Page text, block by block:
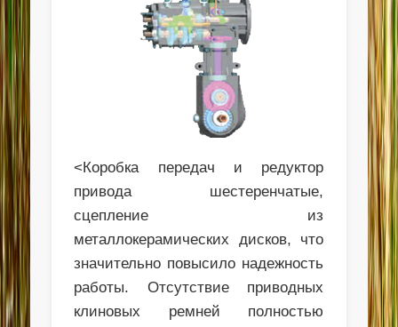
<Коробка передач и редуктор
привода шестеренчатые,
сцепление из
металлокерамических дисков, что
значительно повысило надежность
работы. Отсутствие приводных
клиновых ремней полностью